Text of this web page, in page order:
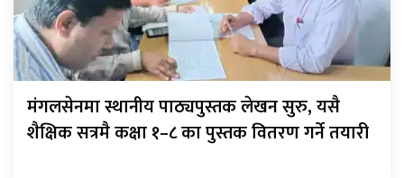
मंगलसेनमा स्थानीय पाठ्यपुस्तक लेखन सुरु, यसै
शैक्षिक सत्रमै कक्षा १–८ का पुस्तक वितरण गर्ने तयारी